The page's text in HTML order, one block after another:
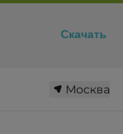
Москва
Скачать